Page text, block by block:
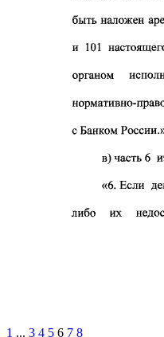
1 ... 3 4 5 6 7 8